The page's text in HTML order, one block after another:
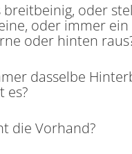
breitbeinig, oder
oder immer
oder hinten
dasselbe
es?
die Vorhand?